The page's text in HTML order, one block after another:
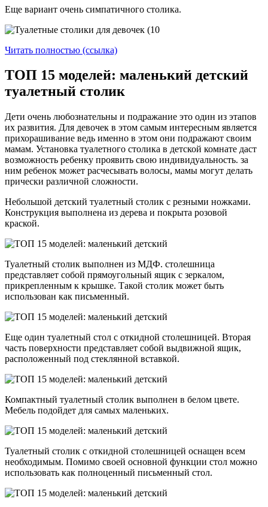
Еще вариант очень симпатичного столика.
Читать полностью (ссылка)
ТОП 15 моделей: маленький детский
туалетный столик
Дети очень любознательны и подражание это один из этапов
их развития. Для девочек в этом самым интересным является
прихорашивание ведь именно в этом они подражают своим
мамам. Установка туалетного столика в детской комнате даст
возможность ребенку проявить свою индивидуальность. за
ним ребенок может расчесывать волосы, мамы могут делать
прически различной сложности.
Небольшой детский туалетный столик с резными ножками.
Конструкция выполнена из дерева и покрыта розовой
краской.
Туалетный столик выполнен из МДФ. столешница
представляет собой прямоугольный ящик с зеркалом,
прикрепленным к крышке. Такой столик может быть
использован как письменный.
Еще один туалетный стол с откидной столешницей. Вторая
часть поверхности представляет собой выдвижной ящик,
расположенный под стеклянной вставкой.
Компактный туалетный столик выполнен в белом цвете.
Мебель подойдет для самых маленьких.
Туалетный столик с откидной столешницей оснащен всем
необходимым. Помимо своей основной функции стол можно
использовать как полноценный письменный стол.